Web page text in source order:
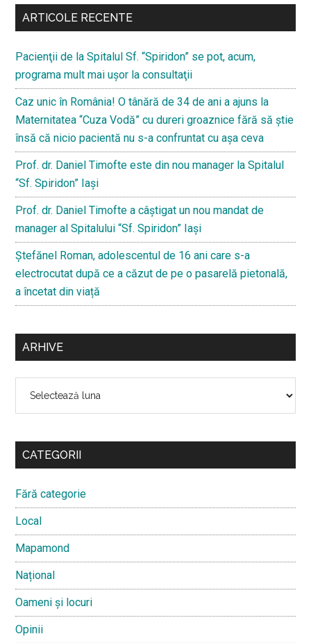
secundara
ARTICOLE RECENTE
Pacienţii de la Spitalul Sf. “Spiridon” se pot, acum,
programa mult mai uşor la consultaţii
Caz unic în România! O tânără de 34 de ani a ajuns la
Maternitatea “Cuza Vodă” cu dureri groaznice fără să ştie
însă că nicio pacientă nu s-a confruntat cu așa ceva
Prof. dr. Daniel Timofte este din nou manager la Spitalul
“Sf. Spiridon” Iaşi
Prof. dr. Daniel Timofte a câștigat un nou mandat de
manager al Spitalului “Sf. Spiridon” Iași
Ştefănel Roman, adolescentul de 16 ani care s-a
electrocutat după ce a căzut de pe o pasarelă pietonală,
a încetat din viață
ARHIVE
CATEGORII
Fără categorie
Local
Mapamond
Național
Oameni și locuri
Opinii